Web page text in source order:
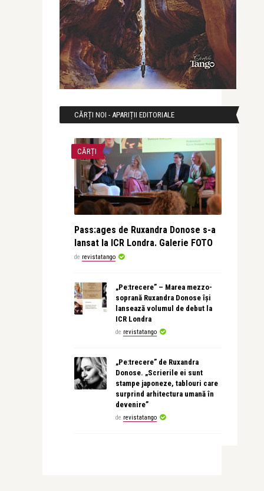
CĂRȚI NOI - APARIȚII EDITORIALE
CĂRȚI
Pass:ages de Ruxandra Donose s-a
lansat la ICR Londra. Galerie FOTO
de revistatango
„Pe:trecere” – Marea mezzo-
soprană Ruxandra Donose își
lansează volumul de debut la
ICR Londra
de revistatango
„Pe:trecere” de Ruxandra
Donose. „Scrierile ei sunt
stampe japoneze, tablouri care
surprind arhitectura umană în
devenire”
de revistatango